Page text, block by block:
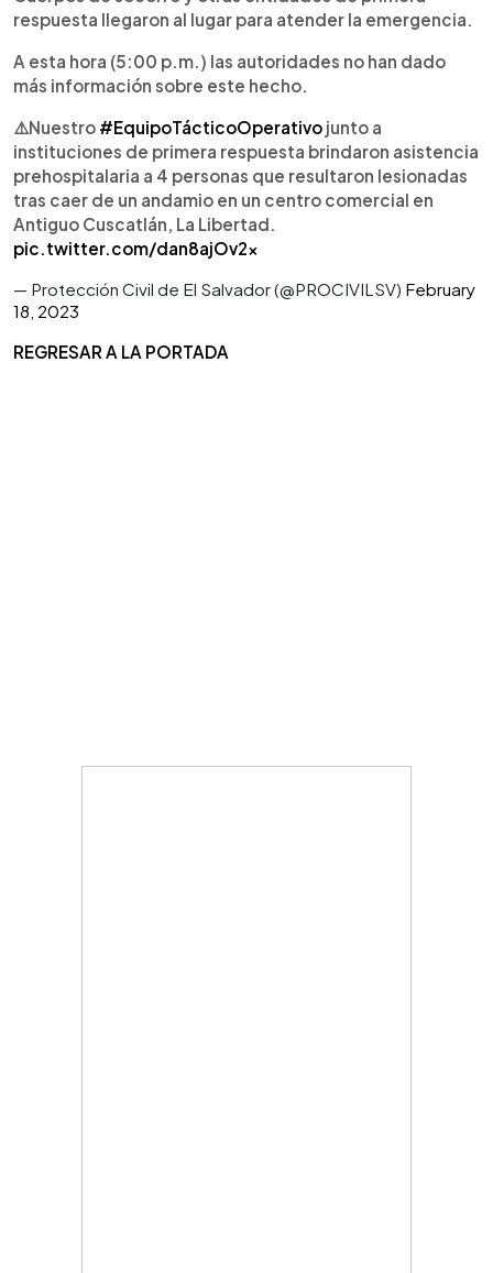
respuesta llegaron al lugar para atender la emergencia.
A esta hora (5:00 p.m.) las autoridades no han dado
más información sobre este hecho.
⚠️Nuestro #EquipoTácticoOperativo junto a
instituciones de primera respuesta brindaron asistencia
prehospitalaria a 4 personas que resultaron lesionadas
tras caer de un andamio en un centro comercial en
Antiguo Cuscatlán, La Libertad.
pic.twitter.com/dan8ajOv2x
— Protección Civil de El Salvador (@PROCIVILSV) February
18, 2023
REGRESAR A LA PORTADA